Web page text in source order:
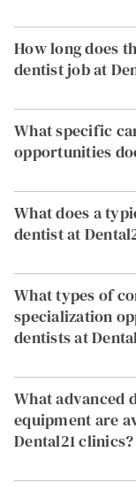
How long does
dentist job at
What specific
opportunities
What does a
dentist at
What types of
specialization
dentists at
What advanced
equipment are
Dental21 clinics?